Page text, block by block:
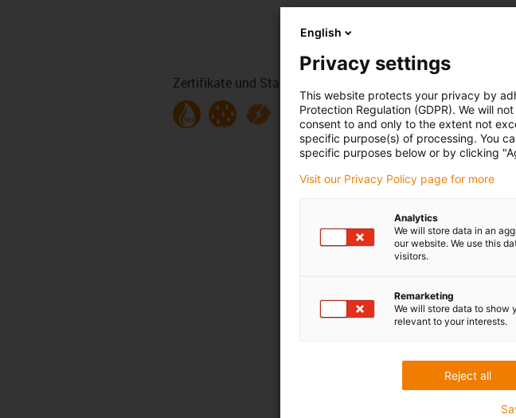
Zertifikate und Standards
English
Privacy settings
This website protects your privacy by
Protection Regulation (GDPR). We will
consent to and only to the extent not
specific purpose(s) of processing. You
specific purposes below or by clicking
Visit our Privacy Policy page for more
Analytics
We will store data in an
our website. We use this
visitors.
Remarketing
We will store data to show
relevant to your interests.
Reject all